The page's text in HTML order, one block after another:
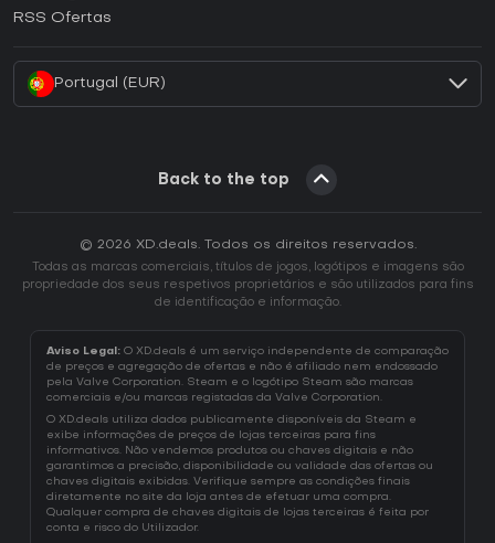
RSS Ofertas
Portugal (EUR)
Back to the top
© 2026 XD.deals. Todos os direitos reservados.
Todas as marcas comerciais, títulos de jogos, logótipos e imagens são
propriedade dos seus respetivos proprietários e são utilizados para fins
de identificação e informação.
Aviso Legal: O XD.deals é um serviço independente de comparação
de preços e agregação de ofertas e não é afiliado nem endossado
pela Valve Corporation. Steam e o logótipo Steam são marcas
comerciais e/ou marcas registadas da Valve Corporation.
O XD.deals utiliza dados publicamente disponíveis da Steam e
exibe informações de preços de lojas terceiras para fins
informativos. Não vendemos produtos ou chaves digitais e não
garantimos a precisão, disponibilidade ou validade das ofertas ou
chaves digitais exibidas. Verifique sempre as condições finais
diretamente no site da loja antes de efetuar uma compra.
Qualquer compra de chaves digitais de lojas terceiras é feita por
conta e risco do Utilizador.